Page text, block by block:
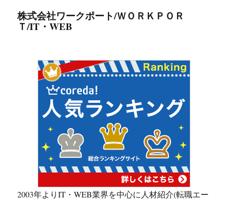
株式会社ワークポート/ＷＯＲＫＰＯＲ
Ｔ/IT・WEB
2003年よりIT・WEB業界を中心に人材紹介(転職エー